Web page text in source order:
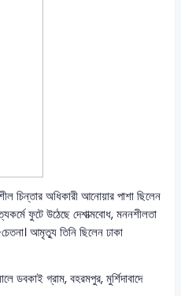
চিন্তার অধিকারী আনোয়ার পাশা ছিলেন
ফুটে উঠেছে দেশাত্মবোধ, মননশীলতা
আমৃত্যু তিনি ছিলেন ঢাকা
ডবকাই গ্রাম, বহরমপুর, মুর্শিদাবাদে